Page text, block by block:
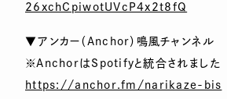
26xchCpiwotUVcP4x2t8fQ
▼アンカー（Anchor）鳴風チャンネル
※AnchorはSpotifyと統合されました
https://anchor.fm/narikaze-bis